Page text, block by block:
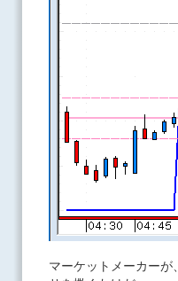
マーケットメーカー